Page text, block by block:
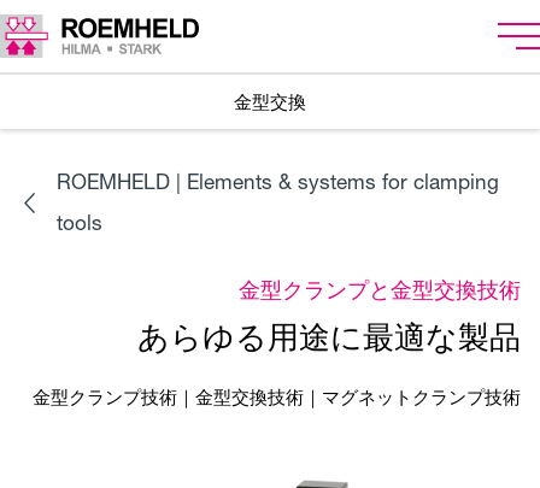
金型交換
ROEMHELD | Elements & systems for clamping
tools
金型クランプと金型交換技術
あらゆる用途に最適な製品
金型クランプ技術｜金型交換技術｜マグネットクランプ技術